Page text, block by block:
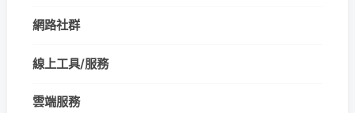
網路社群
線上工具/服務
雲端服務